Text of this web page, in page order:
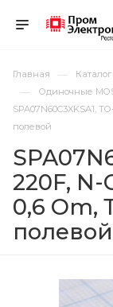
Главная — Каталог
— Одиночные
SPA07N60C3XKSA1,
полевой
220F, N-
0,6 Om,
полевой